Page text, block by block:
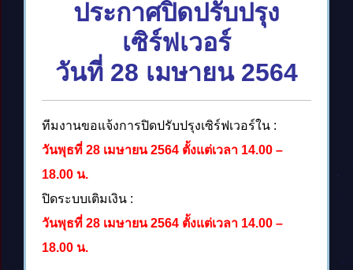
ประกาศปิดปรับปรุง
เซิร์ฟเวอร์
วันที่ 28 เมษายน 2564
ทีมงานขอแจ้งการปิดปรับปรุงเซิร์ฟเวอร์ใน :
วันพุธที่ 28 เมษายน 2564 ตั้งแต่เวลา 14.00 –
18.00 น.
ปิดระบบเติมเงิน :
วันพุธที่ 28 เมษายน 2564 ตั้งแต่เวลา 14.00 –
18.00 น.